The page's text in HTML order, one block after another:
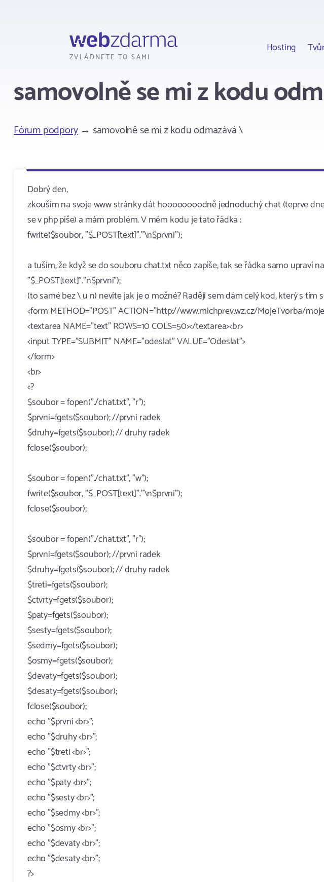
ZVLÁDNETE TO SAMI
Hosting
samovolně se mi z kodu
Fórum podpory→ samovolně se mi z kodu odmazává \
Dobrý den,
zkouším na svoje www stránky dát hoooooooodně jednoduchý chat (teprve
se v php píše) a mám problém. V mém kodu je tato řádka :
fwrite($soubor, "$_POST[text]"."\n$prvni");
a tuším, že když se do souboru chat.txt něco zapíše, tak se řádka samo upraví
"$_POST[text]"."n$prvni");
(to samé bez \ u n) nevíte jak je o možné? Raději sem dám celý kod, který s tím
<form METHOD="POST" ACTION="http://www.michprev.wz.cz/MojeTvorba/
<textarea NAME="text" ROWS=10 COLS=50></textarea><br>
<input TYPE="SUBMIT" NAME="odeslat" VALUE="Odeslat">
</form>
<br>
<?
$soubor = fopen("./chat.txt", "r");
$prvni=fgets($soubor); //prvni radek
$druhy=fgets($soubor); // druhy radek
fclose($soubor);
$soubor = fopen("./chat.txt", "w");
fwrite($soubor, "$_POST[text]"."\n$prvni");
fclose($soubor);
$soubor = fopen("./chat.txt", "r");
$prvni=fgets($soubor); //prvni radek
$druhy=fgets($soubor); // druhy radek
$treti=fgets($soubor);
$ctvrty=fgets($soubor);
$paty=fgets($soubor);
$sesty=fgets($soubor);
$sedmy=fgets($soubor);
$osmy=fgets($soubor);
$devaty=fgets($soubor);
$desaty=fgets($soubor);
fclose($soubor);
echo "$prvni <br>";
echo "$druhy <br>";
echo "$treti <br>";
echo "$ctvrty <br>";
echo "$paty <br>";
echo "$sesty <br>";
echo "$sedmy <br>";
echo "$osmy <br>";
echo "$devaty <br>";
echo "$desaty <br>";
?>